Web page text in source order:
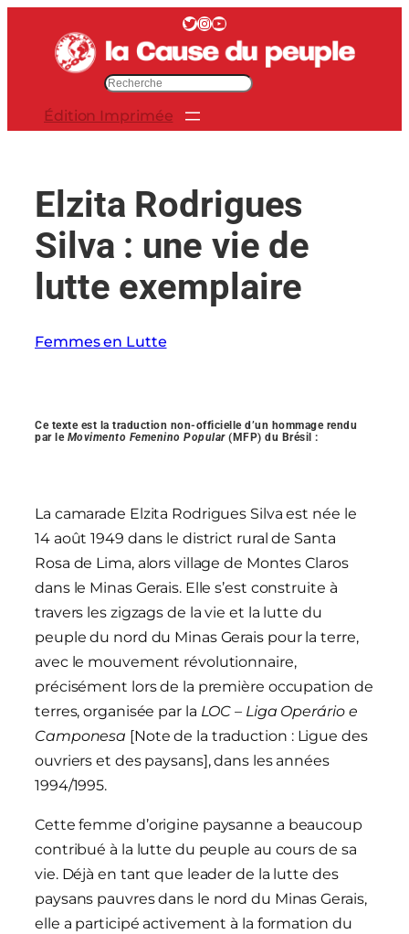
contenu
Twitter InstagramYouTube
e
Édition Imprimée
Elzita Rodrigues
Silva : une vie de
lutte exemplaire
Femmes en Lutte
Ce texte est la traduction non-officielle d’un hommage rendu
par le Movimento Femenino Popular(MFP) du Brésil :
La camarade Elzita Rodrigues Silva est née le
14 août 1949 dans le district rural de Santa
Rosa de Lima, alors village de Montes Claros
dans le Minas Gerais. Elle s’est construite à
travers les zigzags de la vie et la lutte du
peuple du nord du Minas Gerais pour la terre,
avec le mouvement révolutionnaire,
précisément lors de la première occupation de
terres, organisée par la LOC – Liga Operário e
Camponesa [Note de la traduction : Ligue des
ouvriers et des paysans], dans les années
1994/1995.
Cette femme d’origine paysanne a beaucoup
contribué à la lutte du peuple au cours de sa
vie. Déjà en tant que leader de la lutte des
paysans pauvres dans le nord du Minas Gerais,
elle a participé activement à la formation du